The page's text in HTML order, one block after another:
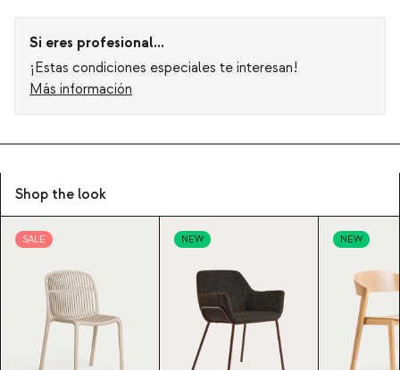
Si eres profesional...
¡Estas condiciones especiales te interesan!
Más información
Shop the look
SALE NEW NEW